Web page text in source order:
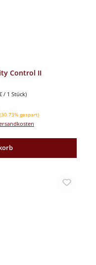
Control II
/ 1 Stück)
(30.73% gespart)